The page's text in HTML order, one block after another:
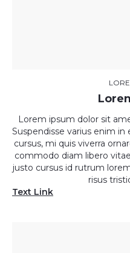
Lorem ipsum dolor sit
Suspendisse varius enim
cursus, mi quis viverra
commodo diam libero
justo cursus id rutrum
risus
Text Link